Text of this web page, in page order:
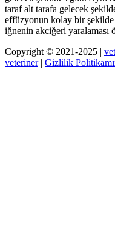
taraf alt tarafa gelecek
effüzyonun kolay bir şekilde
iğnenin akciğeri yaralaması
Copyright © 2021-2025 |
veteriner| Gizlilik